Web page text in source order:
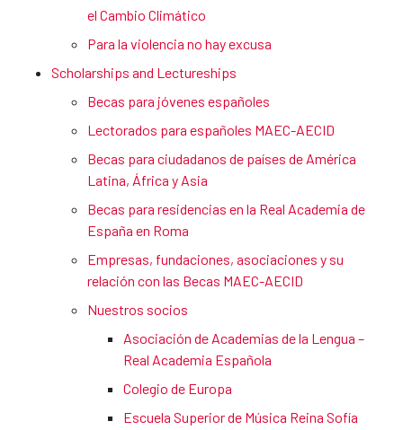
el Cambio Climático
Para la violencia no hay excusa
Scholarships and Lectureships
Becas para jóvenes españoles
Lectorados para españoles MAEC-AECID
Becas para ciudadanos de países de América
Latina, África y Asia
Becas para residencias en la Real Academia de
España en Roma
Empresas, fundaciones, asociaciones y su
relación con las Becas MAEC-AECID
Nuestros socios
Asociación de Academias de la Lengua –
Real Academia Española
Colegio de Europa
Escuela Superior de Música Reina Sofía